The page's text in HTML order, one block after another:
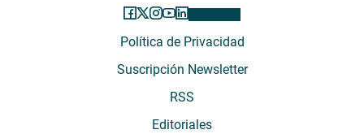
Política de Privacidad
Suscripción Newsletter
RSS
Editoriales